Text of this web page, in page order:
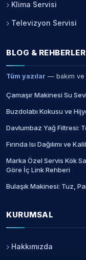
Klima Servisi
Televizyon Servisi
BLOG & REHBERLER
Tüm yazılar — bakım ve
Çamaşır Makinesi Su
Buzdolabı Kokusu ve
Davlumbaz Yağ Filtresi:
Fırında Isı Dağılımı ve
Marka Özel Servis Kök
Göre İç Link Rehberi
Bulaşık Makinesi: Tuz,
KURUMSAL
Hakkımızda